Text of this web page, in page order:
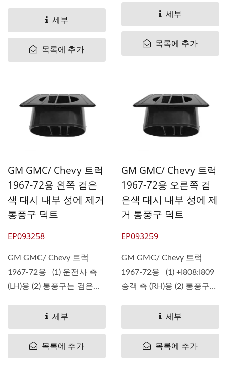
세부
목록에 추가
세부
목록에 추가
GM GMC/ Chevy 트럭
1967-72용 왼쪽 검은
색 대시 내부 성에 제거
통풍구 덕트
EP093258
GM GMC/ Chevy 트럭
1967-72용 (1) 운전사 측
(LH)용 (2) 통풍구는 검은색
세부
목록에 추가
GM GMC/ Chevy 트럭
1967-72용 오른쪽 검
은색 대시 내부 성에 제
거 통풍구 덕트
EP093259
GM GMC/ Chevy 트럭
1967-72용 (1) +I808:I809
승객 측 (RH)용 (2) 통풍구는
세부
목록에 추가